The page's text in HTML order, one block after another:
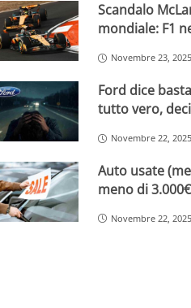
Scandalo
mondiale: F1
Novembre 23, 2025
Ford dice
tutto vero,
Novembre 22, 2025
Auto usate
meno di
Novembre 22, 2025